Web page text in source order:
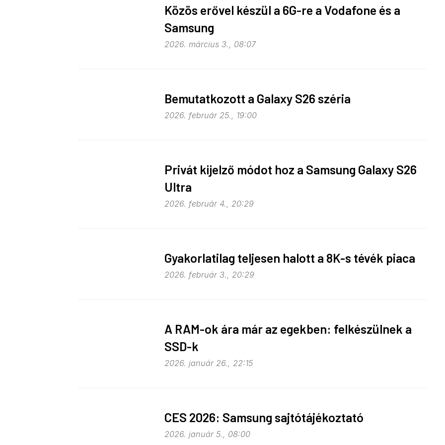
Közös erővel készül a 6G-re a Vodafone és a
Samsung
2026. március 3., 08:07
Bemutatkozott a Galaxy S26 széria
2026. február 25., 19:00
Privát kijelző módot hoz a Samsung Galaxy S26
Ultra
2026. február 4., 20:29
Gyakorlatilag teljesen halott a 8K-s tévék piaca
2026. február 3., 20:29
A RAM-ok ára már az egekben: felkészülnek a
SSD-k
2026. január 26., 22:15
CES 2026: Samsung sajtótájékoztató
2026. január 5., 08:00